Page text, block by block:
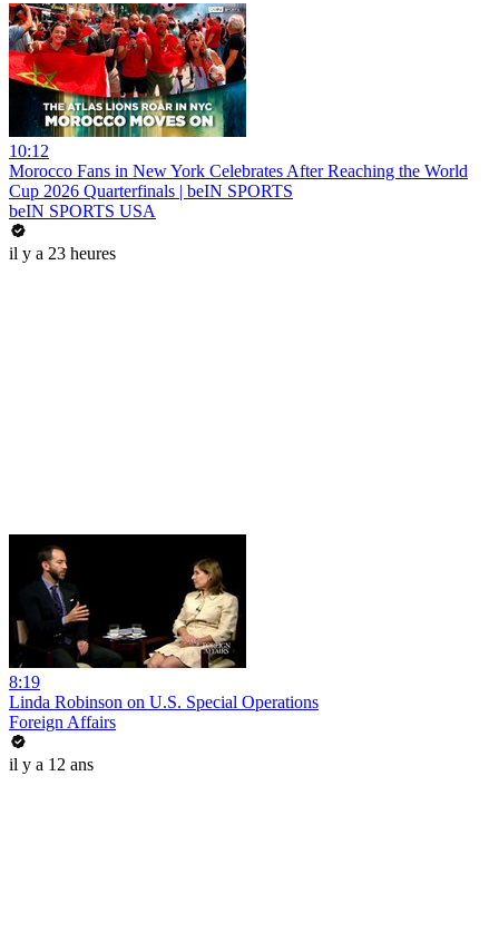
10:12
Morocco Fans in New York Celebrates After Reaching the World
Cup 2026 Quarterfinals | beIN SPORTS
beIN SPORTS USA
il y a 23 heures
8:19
Linda Robinson on U.S. Special Operations
Foreign Affairs
il y a 12 ans